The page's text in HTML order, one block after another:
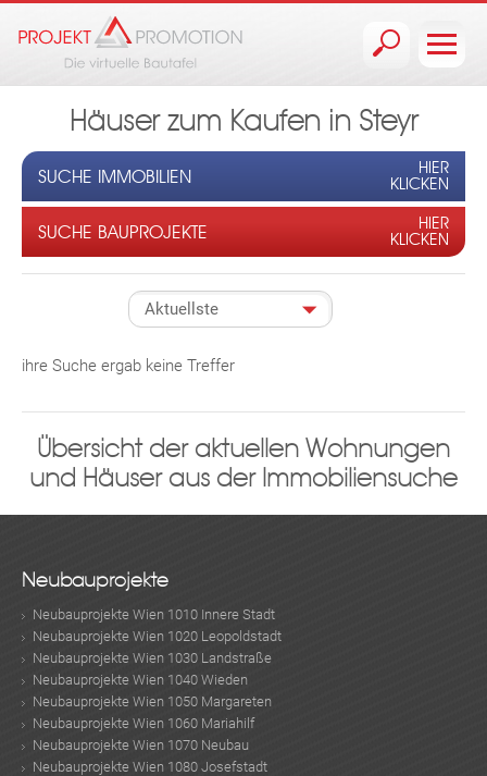
Häuser zum Kaufen in Steyr
SUCHE IMMOBILIEN
HIER
KLICKEN
SUCHE BAUPROJEKTE
HIER
KLICKEN
ihre Suche ergab keine Treffer
Übersicht der aktuellen Wohnungen
und Häuser aus der Immobiliensuche
Neubauprojekte
Neubauprojekte Wien 1010 Innere Stadt
Neubauprojekte Wien 1020 Leopoldstadt
Neubauprojekte Wien 1030 Landstraße
Neubauprojekte Wien 1040 Wieden
Neubauprojekte Wien 1050 Margareten
Neubauprojekte Wien 1060 Mariahilf
Neubauprojekte Wien 1070 Neubau
Neubauprojekte Wien 1080 Josefstadt